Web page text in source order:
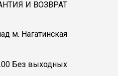
И ВОЗВРАТ
м. Нагатинская
Без выходных